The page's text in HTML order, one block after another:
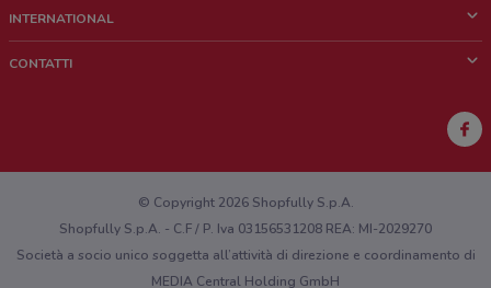
Lavora con noi
Richieste commerciali e marketing
INTERNATIONAL
CONTATTI
Hai un malfunzionamento sul web o sull'app?
© Copyright 2026 Shopfully S.p.A.
Shopfully S.p.A. - C.F / P. Iva 03156531208 REA: MI-2029270
Società a socio unico soggetta all’attività di direzione e coordinamento di
MEDIA Central Holding GmbH